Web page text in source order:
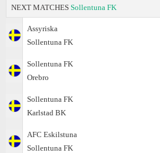
NEXT MATCHES Sollentuna FK
Assyriska
Sollentuna FK
Sollentuna FK
Orebro
Sollentuna FK
Karlstad BK
AFC Eskilstuna
Sollentuna FK